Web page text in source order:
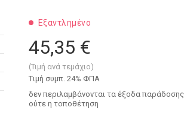
Εξαντλημένο
45,35 €
(Τιμή ανά τεμάχιο)
Tιμή συμπ. 24% ΦΠΑ
δεν περιλαμβάνονται τα έξοδα παράδοσης
ούτε η τοποθέτηση